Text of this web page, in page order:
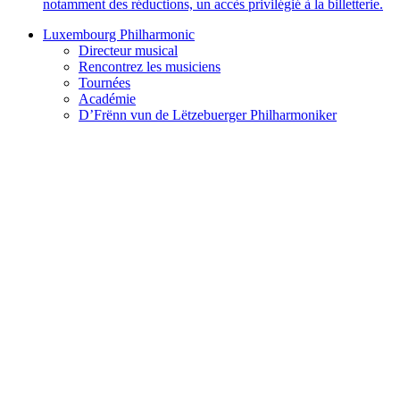
notamment des réductions, un accès privilégié à la billetterie.
Luxembourg Philharmonic
Directeur musical
Rencontrez les musiciens
Tournées
Académie
D’Frënn vun de Lëtzebuerger Philharmoniker